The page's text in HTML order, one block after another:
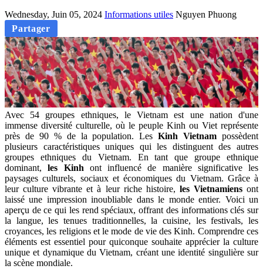
Wednesday, Juin 05, 2024 Informations utiles Nguyen Phuong
Partager
Avec 54 groupes ethniques, le Vietnam est une nation d'une
immense diversité culturelle, où le peuple Kinh ou Viet représente
près de 90 % de la population. LesKinh Vietnampossèdent
plusieurs caractéristiques uniques qui les distinguent des autres
groupes ethniques du Vietnam. En tant que groupe ethnique
dominant,les Kinh ont influencé de manière significative les
paysages culturels, sociaux et économiques du Vietnam. Grâce à
leur culture vibrante et à leur riche histoire, les Vietnamiensont
laissé une impression inoubliable dans le monde entier. Voici un
aperçu de ce qui les rend spéciaux, offrant des informations clés sur
la langue, les tenues traditionnelles, la cuisine, les festivals, les
croyances, les religions et le mode de vie des Kinh. Comprendre ces
éléments est essentiel pour quiconque souhaite apprécier la culture
unique et dynamique du Vietnam, créant une identité singulière sur
la scène mondiale.